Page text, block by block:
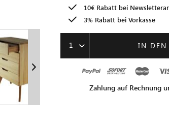
10€ Rabatt bei
3% Rabatt bei Vorkasse
1 IN DEN
Zahlung auf Rechnung